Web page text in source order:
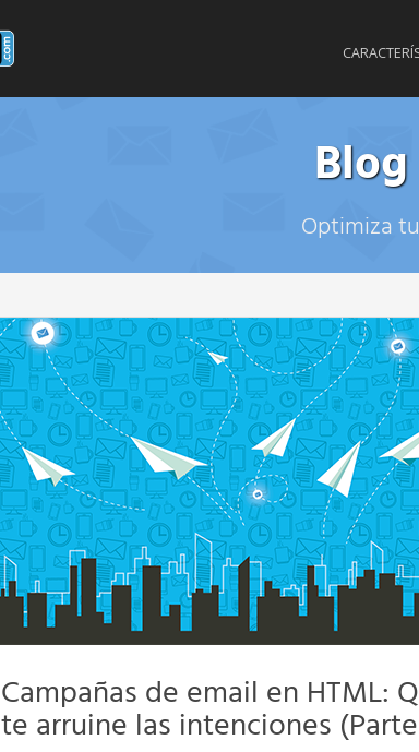
Optimiza
Campañas de email en HTML:
te arruine las intenciones (Parte